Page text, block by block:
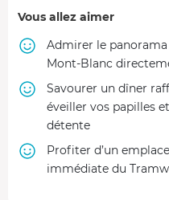
Vous allez aimer
Admirer le
Mont-Blanc
Savourer un dîner
éveiller vos papilles
détente
Profiter d’un
immédiate du